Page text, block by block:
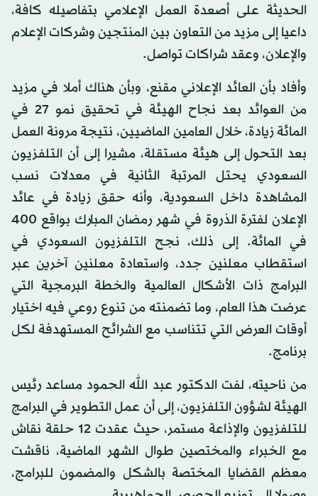
الحديثة على أصعدة العمل الإعلامي بتفاصيله كافة،
داعيا إلى مزيد من التعاون بين المنتجين وشركات الإعلام
والإعلان، وعقد شراكات تواصل.
وأفاد بأن العائد الإعلاني مقنع، وبأن هناك أملا في مزيد
من العوائد بعد نجاح الهيئة في تحقيق نمو 27 في
المائة زيادة، خلال العامين الماضيين، نتيجة مرونة العمل
بعد التحول إلى هيئة مستقلة، مشيرا إلى أن التلفزيون
السعودي يحتل المرتبة الثانية في معدلات نسب
المشاهدة داخل السعودية، وأنه حقق زيادة في عائد
الإعلان لفترة الذروة في شهر رمضان المبارك بواقع 400
في المائة. إلى ذلك، نجح التلفزيون السعودي في
استقطاب معلنين جدد، واستعادة معلنين آخرين عبر
البرامج ذات الأشكال العالمية والخطة البرمجية التي
عرضت هذا العام، وما تضمنته من تنوع روعي فيه اختيار
أوقات العرض التي تتناسب مع الشرائح المستهدفة لكل
برنامج.
من ناحيته، لفت الدكتور عبد الله الحمود مساعد رئيس
الهيئة لشؤون التلفزيون، إلى أن عمل التطوير في البرامج
للتلفزيون والإذاعة مستمر، حيث عقدت 12 حلقة نقاش
مع الخبراء والمختصين طوال الشهر الماضية، ناقشت
معظم القضايا المختصة بالشكل والمضمون للبرامج،